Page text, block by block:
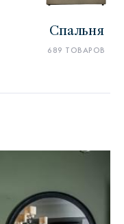
Спальня
689 ТОВАРОВ